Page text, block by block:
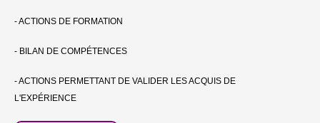
- ACTIONS DE FORMATION
- BILAN DE COMPÉTENCES
- ACTIONS PERMETTANT DE VALIDER LES ACQUIS DE
L'EXPÉRIENCE